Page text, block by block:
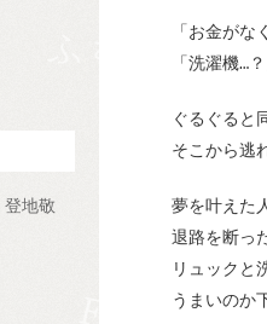
「お金が
「洗濯機…？
ぐるぐると
そこから逃
夢を叶えた
退路を断っ
リュックと
うまいのか
登地敬